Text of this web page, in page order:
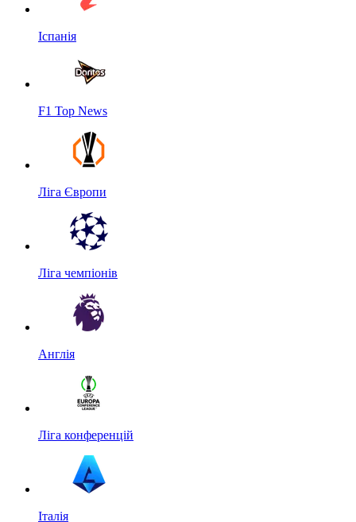
Іспанія
F1 Top News
Ліга Європи
Ліга чемпіонів
Англія
Ліга конференцій
Італія